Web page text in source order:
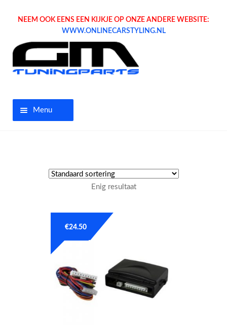
NEEM OOK EENS EEN KIJKJE OP ONZE ANDERE WEBSITE:
WWW.ONLINECARSTYLING.NL
Menu
Tuning parts
OPC Line
Bedrijfswagen parts
Enig resultaat
€24.50